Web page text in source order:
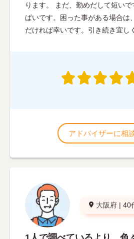
ります。 まだ、勤めだして短い
ぱいです。困った事がある場合は
だければ幸いです。引き続き宜し
アドバイザーに相
大阪府 | 40